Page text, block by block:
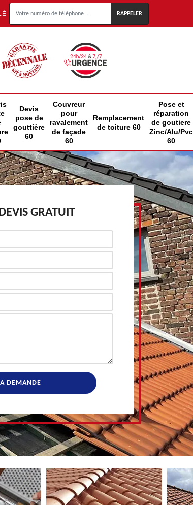
Devis
pose de
gouttière
60
Couvreur
pour
ravalement
de façade
60
Remplacement
de toiture 60
Pose et
réparation
de goutiere
Zinc/Alu/Pvc
60
GRATUIT